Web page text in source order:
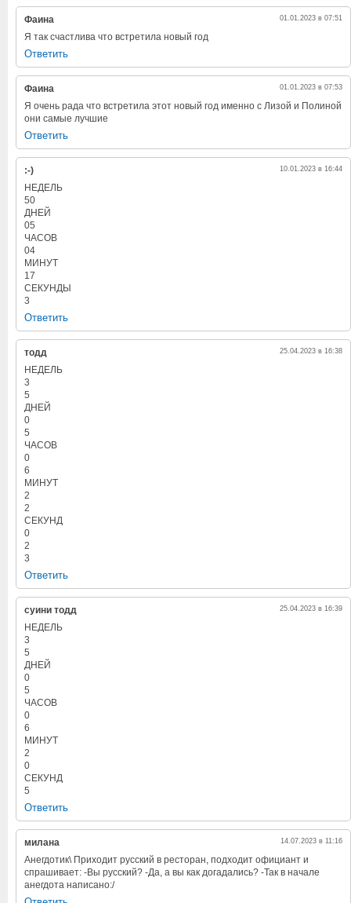
Фаина 01.01.2023 в 07:51
Я так счастлива что встретила новый год
Ответить
Фаина 01.01.2023 в 07:53
Я очень рада что встретила этот новый год именно с Лизой и Полиной
они самые лучшие
Ответить
:-) 10.01.2023 в 16:44
НЕДЕЛЬ
50
ДНЕЙ
05
ЧАСОВ
04
МИНУТ
17
СЕКУНДЫ
3
Ответить
тодд 25.04.2023 в 16:38
НЕДЕЛЬ
3
5
ДНЕЙ
0
5
ЧАСОВ
0
6
МИНУТ
2
2
СЕКУНД
0
2
3
Ответить
суини тодд 25.04.2023 в 16:39
НЕДЕЛЬ
3
5
ДНЕЙ
0
5
ЧАСОВ
0
6
МИНУТ
2
0
СЕКУНД
5
Ответить
милана 14.07.2023 в 11:16
Анегдотик\ Приходит русский в ресторан, подходит официант и
спрашивает: -Вы русский? -Да, а вы как догадались? -Так в начале
анегдота написано:/